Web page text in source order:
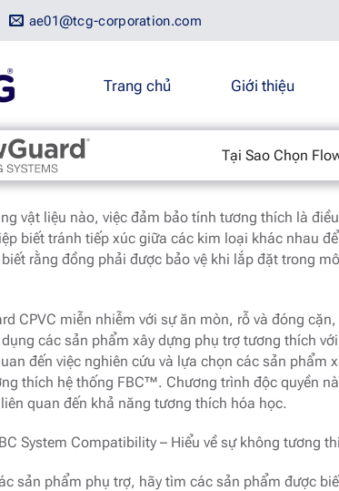
ae01@tcg-corporation.com
Trang chủ Giới thiệu
Tại Sao Chọn
Brand/Chương trình tương thích hóa học FBC
vật liệu nào, việc đảm bảo tính tương thích là
biết tránh tiếp xúc giữa các kim loại khác nhau
rằng đồng phải được bảo vệ khi lắp đặt trong
CPVC miễn nhiễm với sự ăn mòn, rỗ và đóng
các sản phẩm xây dựng phụ trợ tương thích
đến việc nghiên cứu và lựa chọn các sản phẩm
thích hệ thống FBC™. Chương trình độc quyền
quan đến khả năng tương thích hóa học.
System Compatibility – Hiểu về sự không tương
sản phẩm phụ trợ, hãy tìm các sản phẩm được